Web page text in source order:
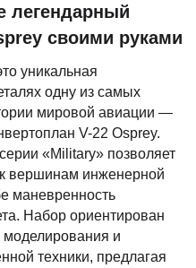
легендарный
своими руками
уникальная
одну из самых
мировой авиации —
V-22 Osprey.
«Military» позволяет
к вершинам инженерной
маневренность
Набор ориентирован
моделирования и
техники, предлагая